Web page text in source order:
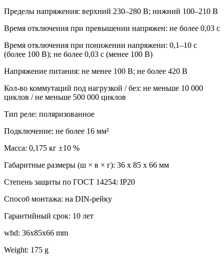
Пределы напряжения: верхний 230–280 В; нижний 100–210 В
Время отключения при превышении напряжен: не более 0,03 с
Время отключения при понижении напряжени: 0,1–10 c
(более 100 В); не более 0,03 с (менее 100 В)
Напряжение питания: не менее 100 В; не более 420 В
Кол-во коммутаций под нагрузкой / без: не меньше 10 000
циклов / не меньше 500 000 циклов
Тип реле: поляризованное
Подключение: не более 16 мм²
Масса: 0,175 кг ±10 %
Габаритные размеры (ш × в × г): 36 х 85 х 66 мм
Степень защиты по ГОСТ 14254: IP20
Способ монтажа: на DIN-рейку
Гарантийный срок: 10 лет
whd: 36x85x66 mm
Weight: 175 g